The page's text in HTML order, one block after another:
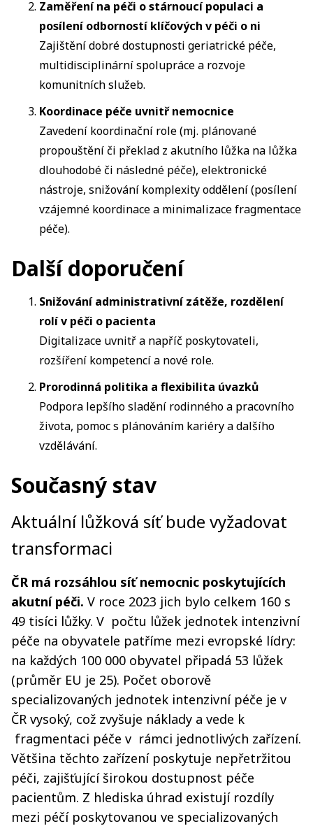
Zaměření na péči o stárnoucí populaci a
posílení odborností klíčových v péči o ni
Zajištění dobré dostupnosti geriatrické péče,
multidisciplinární spolupráce a rozvoje
komunitních služeb.
Koordinace péče uvnitř nemocnice
Zavedení koordinační role (mj. plánované
propouštění či překlad z akutního lůžka na lůžka
dlouhodobé či následné péče), elektronické
nástroje, snižování komplexity oddělení (posílení
vzájemné koordinace a minimalizace fragmentace
péče).
Další doporučení
Snižování administrativní zátěže, rozdělení
rolí v péči o pacienta
Digitalizace uvnitř a napříč poskytovateli,
rozšíření kompetencí a nové role.
Prorodinná politika a flexibilita úvazků
Podpora lepšího sladění rodinného a pracovního
života, pomoc s plánováním kariéry a dalšího
vzdělávání.
Současný stav
Aktuální lůžková síť bude vyžadovat
transformaci
ČR má rozsáhlou síť nemocnic poskytujících
akutní péči. V roce 2023 jich bylo celkem 160 s
49 tisíci lůžky. V počtu lůžek jednotek intenzivní
péče na obyvatele patříme mezi evropské lídry:
na každých 100 000 obyvatel připadá 53 lůžek
(průměr EU je 25). Počet oborově
specializovaných jednotek intenzivní péče je v
ČR vysoký, což zvyšuje náklady a vede k
fragmentaci péče v rámci jednotlivých zařízení.
Většina těchto zařízení poskytuje nepřetržitou
péči, zajišťující širokou dostupnost péče
pacientům. Z hlediska úhrad existují rozdíly
mezi péčí poskytovanou ve specializovaných